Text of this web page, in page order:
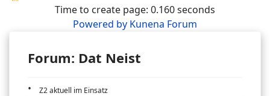
Time to create page: 0.160 seconds
Powered by Kunena Forum
Forum: Dat Neist
Z2 aktuell im Einsatz